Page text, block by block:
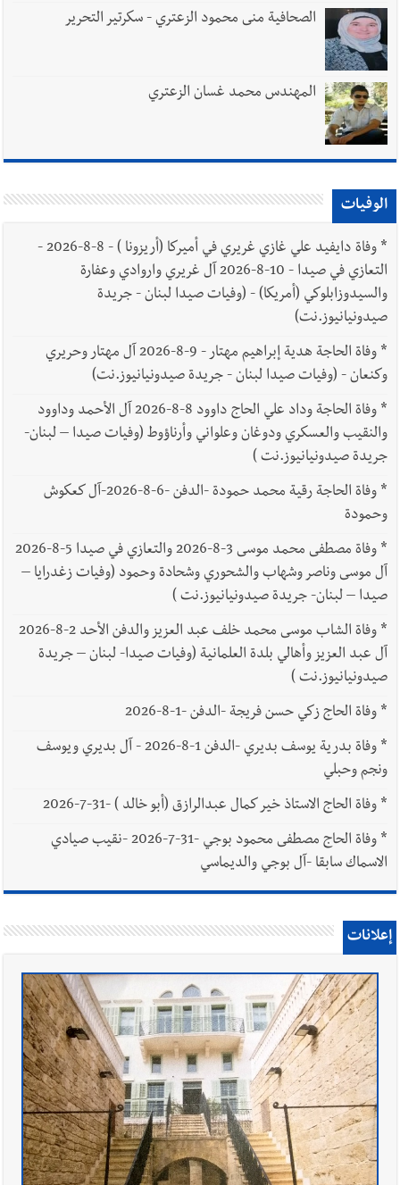
الصحافية منى محمود الزعتري - سكرتير التحرير
المهندس محمد غسان الزعتري
الوفيات
*
وفاة دايفيد علي غازي غريري في أميركا (أريزونا ) - 8-8-2026 -
التعازي في صيدا - 10-8-2026 آل غريري واروادي وعفارة
والسيدوزابلوكي (أمريكا) - (وفيات صيدا لبنان - جريدة
صيدونيانيوز.نت)
*
وفاة الحاجة هدية إبراهيم مهتار - 9-8-2026 آل مهتار وحريري
وكنعان - (وفيات صيدا لبنان - جريدة صيدونيانيوز.نت)
*
وفاة الحاجة وداد علي الحاج داوود 8-8-2026 آل الأحمد وداوود
والنقيب والعسكري ودوغان وعلواني وأرناؤوط (وفيات صيدا – لبنان-
جريدة صيدونيانيوز.نت )
*
وفاة الحاجة رقية محمد حمودة -الدفن -6-8-2026-آل كعكوش
وحمودة
*
وفاة مصطفى محمد موسى 3-8-2026 والتعازي في صيدا 5-8-2026
آل موسى وناصر وشهاب والشحوري وشحادة وحمود (وفيات زغدرايا –
صيدا – لبنان- جريدة صيدونيانيوز.نت )
*
وفاة الشاب موسى محمد خلف عبد العزيز والدفن الأحد 2-8-2026
آل عبد العزيز وأهالي بلدة العلمانية (وفيات صيدا- لبنان – جريدة
صيدونيانيوز.نت )
*وفاة الحاج زكي حسن فريجة -الدفن -1-8-2026
*
وفاة بدرية يوسف بديري -الدفن 1-8-2026 - آل بديري ويوسف
ونجم وحبلي
*وفاة الحاج الاستاذ خير كمال عبدالرازق (أبو خالد ) -31-7-2026
*
وفاة الحاج مصطفى محمود بوجي -31-7-2026 -نقيب صيادي
الاسماك سابقا -آل بوجي والديماسي
إعلانات